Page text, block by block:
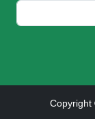
Copyright